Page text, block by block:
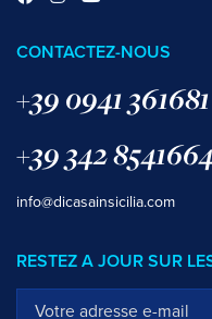
CONTACTEZ-NOUS
+39 0941 361681
+39 342 8541664
info@dicasainsicilia.com
RESTEZ A JOUR SUR